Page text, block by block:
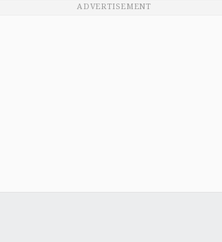
ADVERTISEMENT